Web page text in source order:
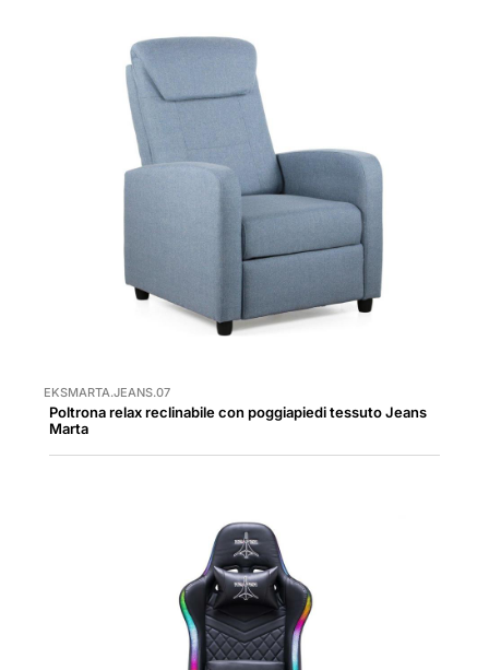
EKSMARTA.JEANS.07
Poltrona relax reclinabile con poggiapiedi tessuto Jeans
Marta